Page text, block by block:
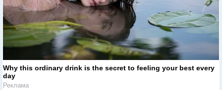
Why this ordinary drink is the secret to feeling your best every
day
Реклама